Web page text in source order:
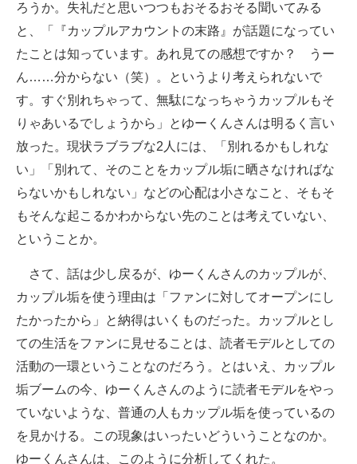
ろうか。失礼だと思いつつもおそるおそる聞いてみる
と、「『カップルアカウントの末路』が話題になってい
たことは知っています。あれ見ての感想ですか？ うー
ん……分からない（笑）。というより考えられないで
す。すぐ別れちゃって、無駄になっちゃうカップルもそ
りゃあいるでしょうから」とゆーくんさんは明るく言い
放った。現状ラブラブな2人には、「別れるかもしれな
い」「別れて、そのことをカップル垢に晒さなければな
らないかもしれない」などの心配は小さなこと、そもそ
もそんな起こるかわからない先のことは考えていない、
ということか。
さて、話は少し戻るが、ゆーくんさんのカップルが、
カップル垢を使う理由は「ファンに対してオープンにし
たかったから」と納得はいくものだった。カップルとし
ての生活をファンに見せることは、読者モデルとしての
活動の一環ということなのだろう。とはいえ、カップル
垢ブームの今、ゆーくんさんのように読者モデルをやっ
ていないような、普通の人もカップル垢を使っているの
を見かける。この現象はいったいどういうことなのか。
ゆーくんさんは、このように分析してくれた。